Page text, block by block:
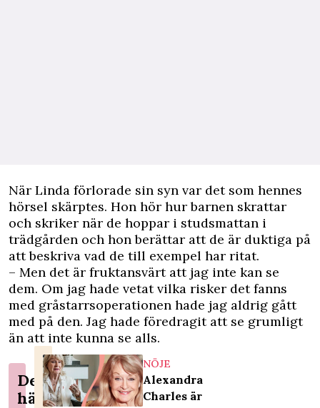
När Linda förlorade sin syn var det som hennes
hörsel skärptes. Hon hör hur barnen skrattar
och skriker när de hoppar i studsmattan i
trädgården och hon berättar att de är duktiga på
att beskriva vad de till exempel har ritat.
– Men det är fruktansvärt att jag inte kan se
dem. Om jag hade vetat vilka risker det fanns
med gråstarrsoperationen hade jag aldrig gått
med på den. Jag hade föredragit att se grumligt
än att inte kunna se alls.
Det
här
NÖJE
Alexandra
Charles är